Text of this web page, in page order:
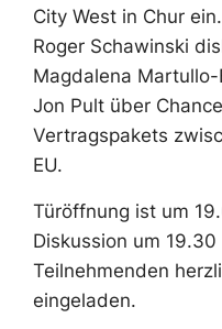
City West in Chur
Roger Schawinski
Magdalena
Jon Pult über
Vertragspakets
EU.
Türöffnung ist um
Diskussion um
Teilnehmenden
eingeladen.